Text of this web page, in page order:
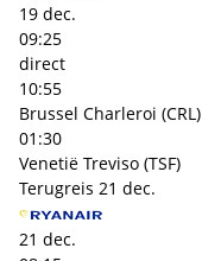
19 dec.
09:25
direct
10:55
Brussel Charleroi (CRL)
01:30
Venetië Treviso (TSF)
Terugreis 21 dec.
21 dec.